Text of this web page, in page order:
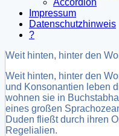
Accordion
Impressum
Datenschutzhinweis
?
Weit hinten, hinter den
Weit hinten, hinter den
und Konsonantien leben
wohnen sie in
eines großen
Duden fließt durch ihren
Regelialien.